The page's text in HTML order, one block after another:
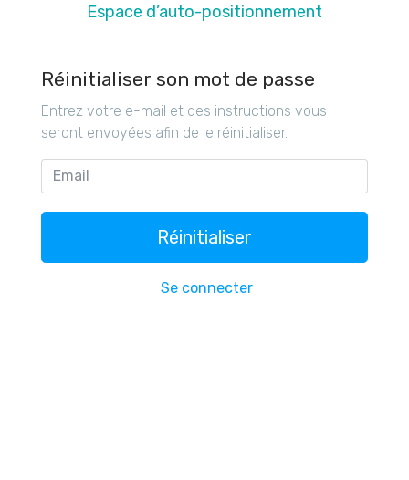
Espace d’auto-positionnement
Réinitialiser son mot de passe
Entrez votre e-mail et des instructions vous
seront envoyées afin de le réinitialiser.
Réinitialiser
Se connecter